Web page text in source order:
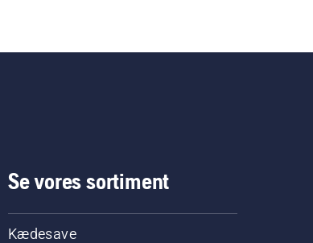
Se vores sortiment
Kædesave